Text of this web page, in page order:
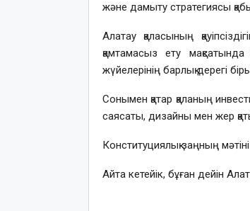
және дамыту стратегиясы
Алатау қаласының
қамтамасыз ету
жүйелерінің барлық дерегі
Сонымен қатар қаланың
саясаты, дизайны мен жер
Конституциялық заңның
Айта кетейік, бұған дейін